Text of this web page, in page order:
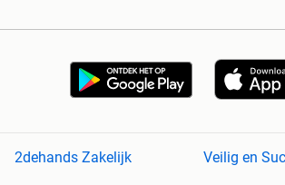
2dehands Zakelijk
Veilig en